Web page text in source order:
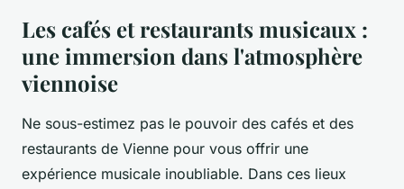
Les cafés et restaurants musicaux :
une immersion dans l'atmosphère
viennoise
Ne sous-estimez pas le pouvoir des cafés et des
restaurants de Vienne pour vous offrir une
expérience musicale inoubliable. Dans ces lieux